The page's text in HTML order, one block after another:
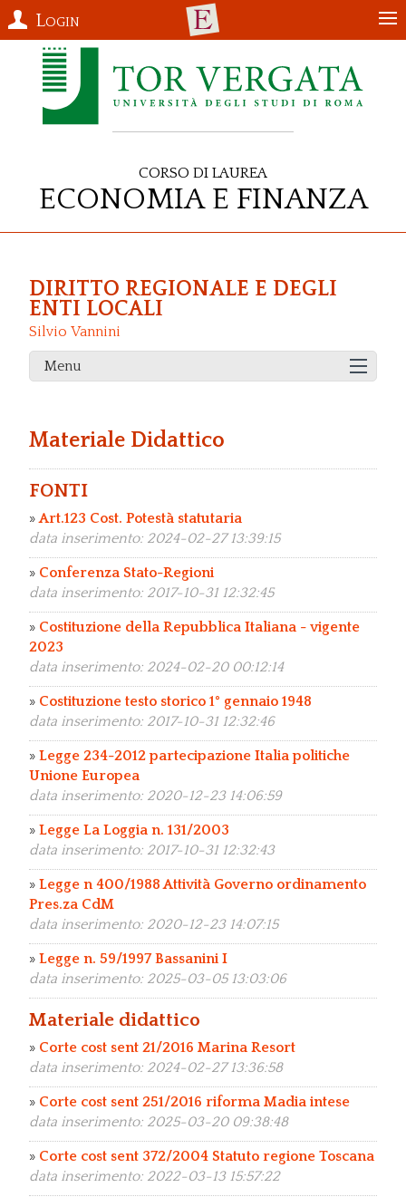
Login
Corso di Laurea
Economia e Finanza
DIRITTO REGIONALE E DEGLI
ENTI LOCALI
Silvio Vannini
Menu
Materiale Didattico
FONTI
»Art.123 Cost. Potestà statutaria
data inserimento: 2024-02-27 13:39:15
» Conferenza Stato-Regioni
data inserimento: 2017-10-31 12:32:45
» Costituzione della Repubblica Italiana - vigente
2023
data inserimento: 2024-02-20 00:12:14
» Costituzione testo storico 1° gennaio 1948
data inserimento: 2017-10-31 12:32:46
» Legge 234-2012 partecipazione Italia politiche
Unione Europea
data inserimento: 2020-12-23 14:06:59
» Legge La Loggia n. 131/2003
data inserimento: 2017-10-31 12:32:43
» Legge n 400/1988 Attività Governo ordinamento
Pres.za CdM
data inserimento: 2020-12-23 14:07:15
» Legge n. 59/1997 Bassanini I
data inserimento: 2025-03-05 13:03:06
Materiale didattico
» Corte cost sent 21/2016 Marina Resort
data inserimento: 2024-02-27 13:36:58
» Corte cost sent 251/2016 riforma Madia intese
data inserimento: 2025-03-20 09:38:48
» Corte cost sent 372/2004 Statuto regione Toscana
data inserimento: 2022-03-13 15:57:22